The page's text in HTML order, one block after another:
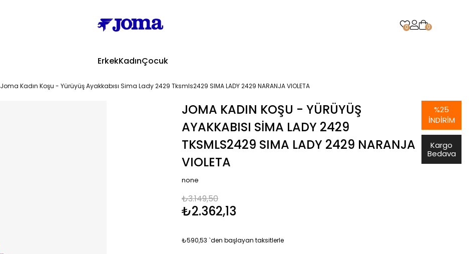
0 0
ErkekKadınÇocuk
Joma Kadın Koşu - Yürüyüş Ayakkabısı Sima Lady 2429 Tksmls2429 SIMA LADY 2429 NARANJA VIOLETA
JOMA KADIN KOŞU - YÜRÜYÜŞ
AYAKKABISI SIMA LADY 2429
TKSMLS2429 SIMA LADY 2429 NARANJA
VIOLETA
none
₺3.149,50
₺2.362,13
₺590,53 `den başlayan taksitlerle
%25
İNDIRIM
Kargo
Bedava